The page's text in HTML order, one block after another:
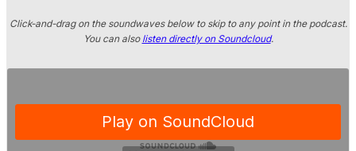
Click-and-drag on the soundwaves below to skip to any point in the podcast.
You can also listen directly on Soundcloud.